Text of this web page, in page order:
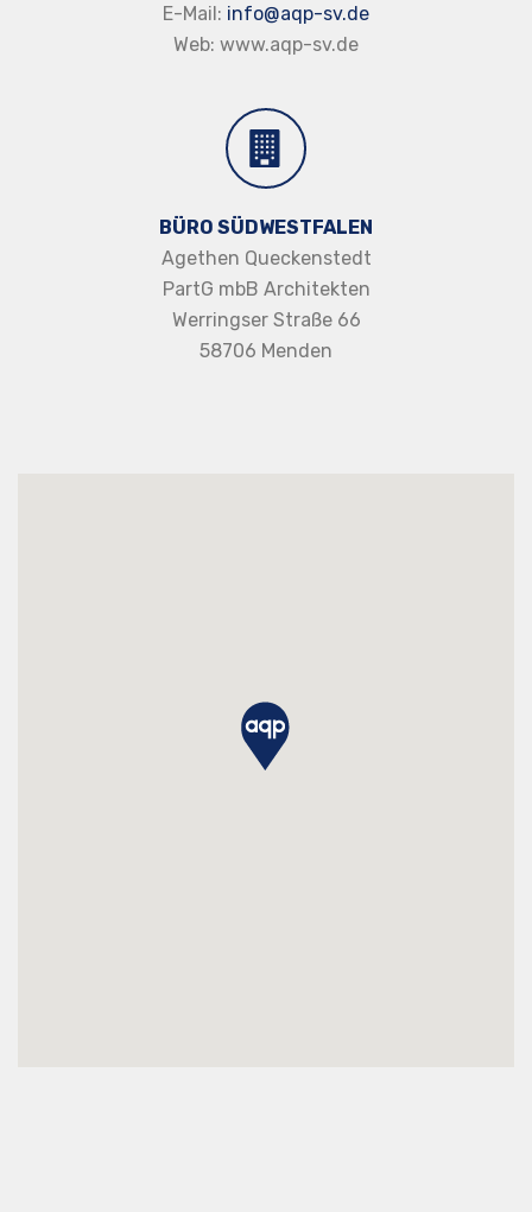
E-Mail: info@aqp-sv.de
Web: www.aqp-sv.de
BÜRO SÜDWESTFALEN
Agethen Queckenstedt
PartG mbB Architekten
Werringser Straße 66
58706 Menden